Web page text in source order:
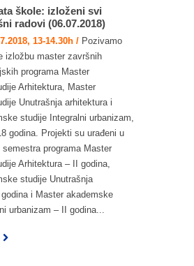
škole: izloženi svi
radovi (06.07.2018)
13-14.30h / Pozivamo
izložbu master završnih
programa Master
Arhitektura, Master
Unutrašnja arhitektura i
studije Integralni urbanizam,
godina. Projekti su urađeni u
programa Master
Arhitektura – II godina,
studije Unutrašnja
i Master akademske
urbanizam – II godina...